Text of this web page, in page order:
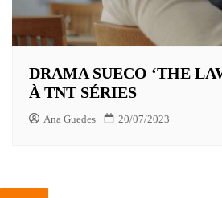
DRAMA SUECO ‘THE
À TNT SÉRIES
Ana Guedes 20/07/2023